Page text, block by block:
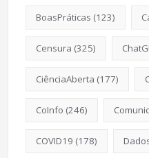
BoasPráticas (123)
Censura (325)
CiênciaAberta (177)
CoInfo (246)
COVID19 (178)